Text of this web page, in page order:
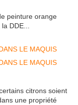
peinture orange
DDE...
citrons soient
une propriété